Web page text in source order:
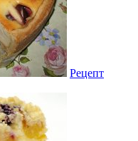
Рецепт